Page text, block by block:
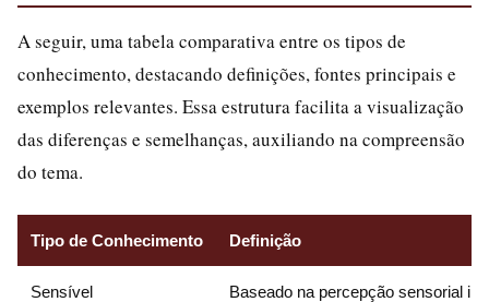
A seguir, uma tabela comparativa entre os tipos de
conhecimento, destacando definições, fontes principais e
exemplos relevantes. Essa estrutura facilita a visualização
das diferenças e semelhanças, auxiliando na compreensão
do tema.
Tipo de Conhecimento Definição
Sensível Baseado na percepção sensorial